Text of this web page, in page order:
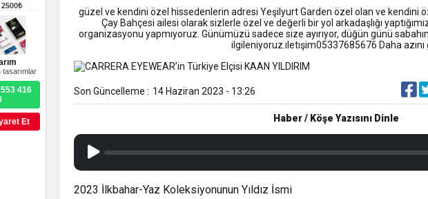
2500₺
416
Et
18:59 Trabzonspor Mitongo Transferini KAP’a Bildirdi
22:58 Trabzonspor, Salah Transferinin Maliyetini KAP’a
güzel ve kendini özel hissedenlerin adresi Yeşilyurt Garden özel olan ve kendini
Çay Bahçesi ailesi olarak sizlerle özel ve değerli bir yol arkadaşlığı
organizasyonu yapmıyoruz. Günümüzü sadece size ayırıyor, düğün günü
ilgileniyoruz.ıletışim05337685676 Daha azını
Son Güncelleme : 14 Haziran 2023 - 13:26
Haber / Köşe Yazısını Dinle
2023 İlkbahar-Yaz Koleksiyonunun Yıldız İsmi